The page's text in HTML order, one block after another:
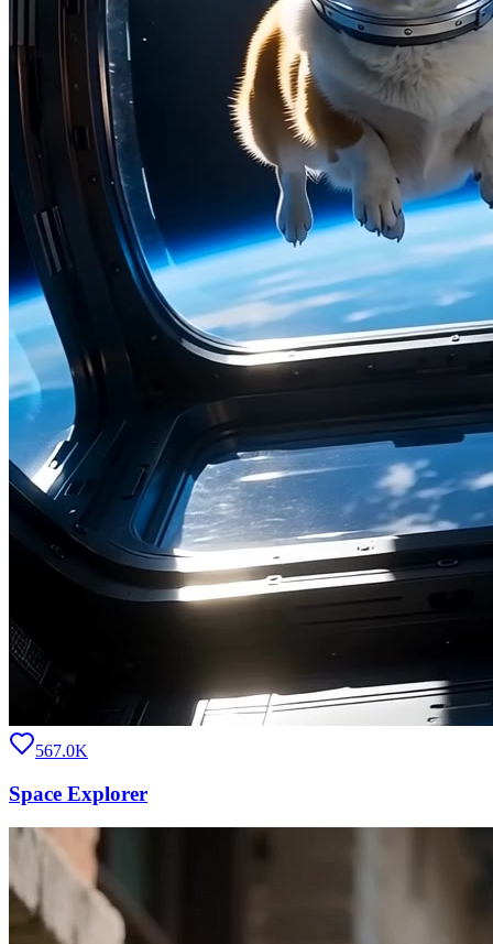
567.0K
Space Explorer